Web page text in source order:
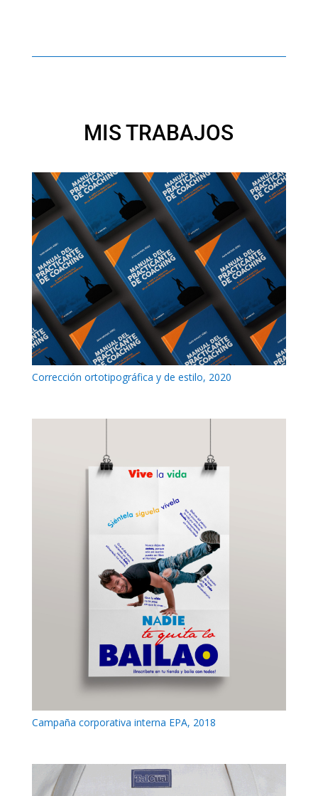
MIS TRABAJOS
Corrección ortotipográfica y de estilo, 2020
Campaña corporativa interna EPA, 2018